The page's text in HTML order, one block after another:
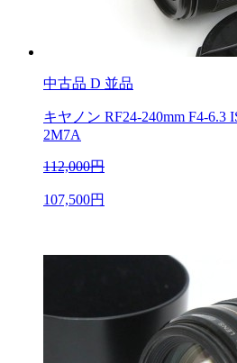
中古品 D 並品
キヤノン RF24-240mm F4-6.3
2M7A
112,000円
107,500円